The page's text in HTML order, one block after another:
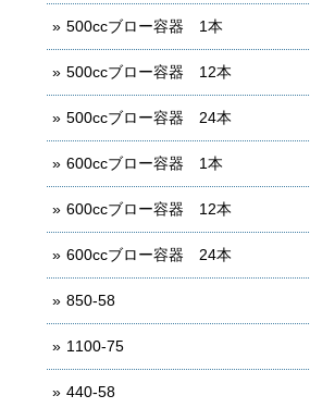
500ccブロー容器 1本
500ccブロー容器 12本
500ccブロー容器 24本
600ccブロー容器 1本
600ccブロー容器 12本
600ccブロー容器 24本
850-58
1100-75
440-58